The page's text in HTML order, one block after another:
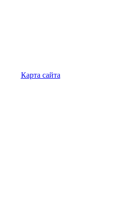
Карта сайта